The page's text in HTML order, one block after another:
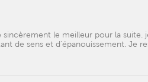
le meilleur pour la suite.
de sens et d'épanouissement. Je